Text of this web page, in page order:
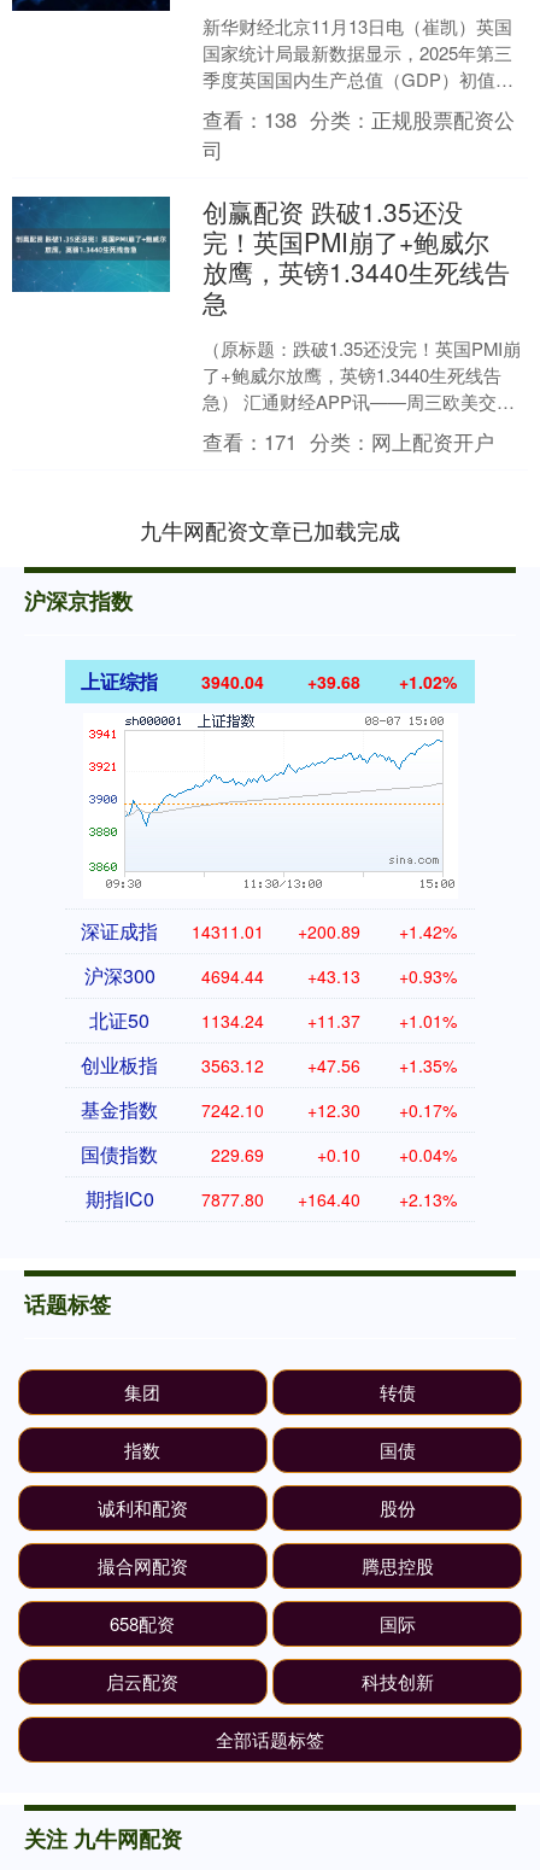
新华财经北京11月13日电（崔凯）英国
国家统计局最新数据显示，2025年第三
季度英国国内生产总值（GDP）初值环
比增长0.1%，较第二季度的0.3%明显放
缓，亦....
查看： 138 分类： 正规股票配资公
司
创赢配资 跌破1.35还没
完！英国PMI崩了+鲍威尔
放鹰，英镑1.3440生死线告
急
（原标题：跌破1.35还没完！英国PMI崩
了+鲍威尔放鹰，英镑1.3440生死线告
急） 汇通财经APP讯——周三欧美交易
时段，英镑兑美元汇率下探至1.3445
附....
查看： 171 分类： 网上配资开户
九牛网配资文章已加载完成
沪深京指数
上证综指 3940.04 +39.68 +1.02%
深证成指 14311.01 +200.89 +1.42%
沪深300 4694.44 +43.13 +0.93%
北证50 1134.24 +11.37 +1.01%
创业板指 3563.12 +47.56 +1.35%
基金指数 7242.10 +12.30 +0.17%
国债指数 229.69 +0.10 +0.04%
期指IC0 7877.80 +164.40 +2.13%
话题标签
集团 转债
指数 国债
诚利和配资 股份
撮合网配资 腾思控股
658配资 国际
启云配资 科技创新
全部话题标签
关注 九牛网配资